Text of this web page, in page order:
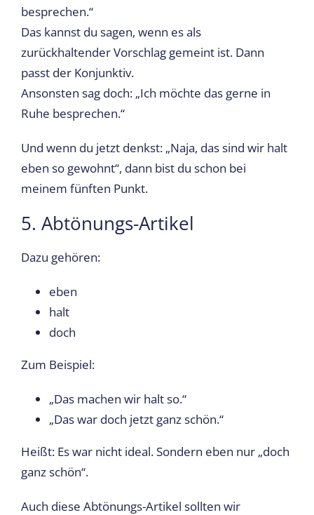
besprechen.“
Das kannst du sagen, wenn es als
zurückhaltender Vorschlag gemeint ist. Dann
passt der Konjunktiv.
Ansonsten sag doch: „Ich möchte das gerne in
Ruhe besprechen.“
Und wenn du jetzt denkst: „Naja, das sind wir halt
eben so gewohnt“, dann bist du schon bei
meinem fünften Punkt.
5. Abtönungs-Artikel
Dazu gehören:
eben
halt
doch
Zum Beispiel:
„Das machen wir halt so.“
„Das war doch jetzt ganz schön.“
Heißt: Es war nicht ideal. Sondern eben nur „doch
ganz schön“.
Auch diese Abtönungs-Artikel sollten wir